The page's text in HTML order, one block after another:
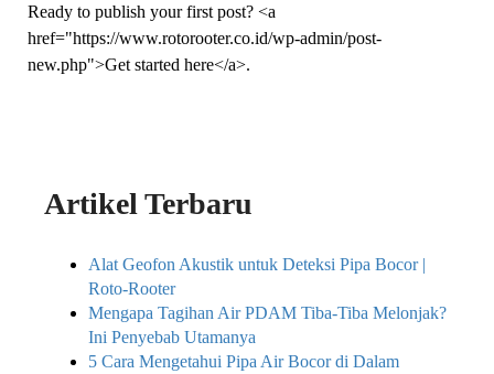
Ready to publish your first post? <a
href="https://www.rotorooter.co.id/wp-admin/post-
new.php">Get started here</a>.
Artikel Terbaru
Alat Geofon Akustik untuk Deteksi Pipa Bocor |
Roto-Rooter
Mengapa Tagihan Air PDAM Tiba-Tiba Melonjak?
Ini Penyebab Utamanya
5 Cara Mengetahui Pipa Air Bocor di Dalam